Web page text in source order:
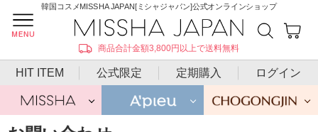
韓国コスメMISSHA JAPAN[ミシャジャパン]公式オンラインショップ
商品合計金額3,800円以上で送料無料
HIT ITEM 公式限定 定期購入 ログイン